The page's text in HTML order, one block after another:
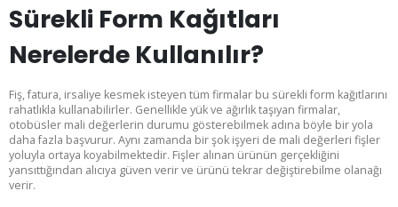
Sürekli Form Kağıtları
Nerelerde Kullanılır?
Fiş, fatura, irsaliye kesmek isteyen tüm firmalar bu sürekli form kağıtlarını
rahatlıkla kullanabilirler. Genellikle yük ve ağırlık taşıyan firmalar,
otobüsler mali değerlerin durumu gösterebilmek adına böyle bir yola
daha fazla başvurur. Aynı zamanda bir şok işyeri de mali değerleri fişler
yoluyla ortaya koyabilmektedir. Fişler alınan ürünün gerçekliğini
yansıttığından alıcıya güven verir ve ürünü tekrar değiştirebilme olanağı
verir.